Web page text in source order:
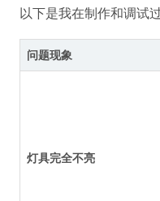
以下是我在制作和调试
问题现象
灯具完全不亮